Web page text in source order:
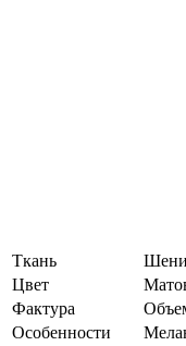
Ткань
Цвет
Фактура
Особенности